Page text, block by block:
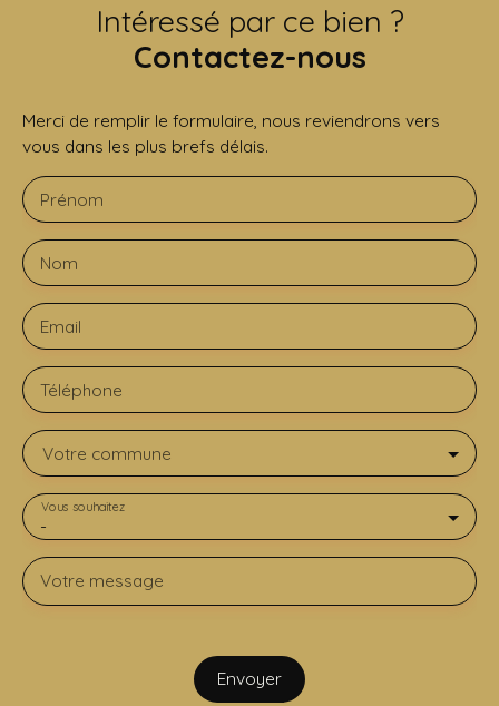
Intéressé par ce bien ?
Contactez-nous
Merci de remplir le formulaire, nous reviendrons vers
vous dans les plus brefs délais.
Prénom
Nom
Email
Téléphone
Votre commune
-
Vous souhaitez
Votre message
Envoyer